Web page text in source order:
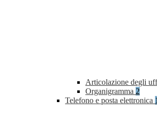
Articolazione degli
Organigramma 2
Telefono e posta elettronica 1